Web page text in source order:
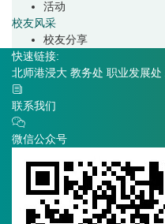
活动
校友风采
校友分享
快速链接:
北师港浸大 教务处 职业发展处
联系我们
微信公众号